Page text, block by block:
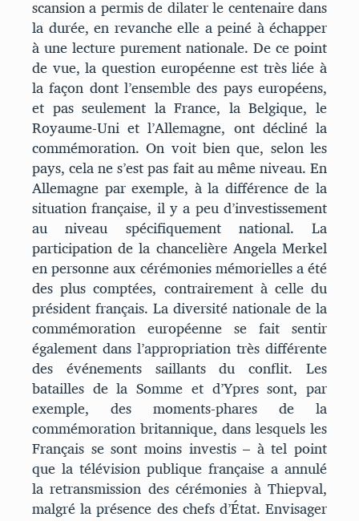
scansion a permis de dilater le centenaire dans
la durée, en revanche elle a peiné à échapper
à une lecture purement nationale. De ce point
de vue, la question européenne est très liée à
la façon dont l’ensemble des pays européens,
et pas seulement la France, la Belgique, le
Royaume-Uni et l’Allemagne, ont décliné la
commémoration. On voit bien que, selon les
pays, cela ne s’est pas fait au même niveau. En
Allemagne par exemple, à la différence de la
situation française, il y a peu d’investissement
au niveau spécifiquement national. La
participation de la chancelière Angela Merkel
en personne aux cérémonies mémorielles a été
des plus comptées, contrairement à celle du
président français. La diversité nationale de la
commémoration européenne se fait sentir
également dans l’appropriation très différente
des événements saillants du conflit. Les
batailles de la Somme et d’Ypres sont, par
exemple, des moments-phares de la
commémoration britannique, dans lesquels les
Français se sont moins investis – à tel point
que la télévision publique française a annulé
la retransmission des cérémonies à Thiepval,
malgré la présence des chefs d’État. Envisager